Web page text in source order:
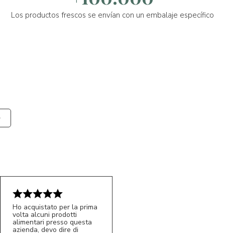
Los productos frescos se envían con un embalaje específico
Ho acquistato per la prima
volta alcuni prodotti
alimentari presso questa
azienda, devo dire di